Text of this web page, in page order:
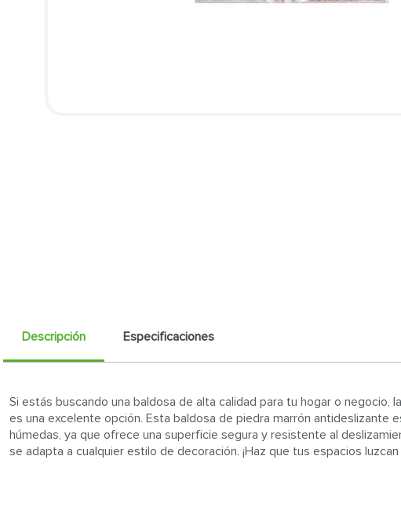
Descripción Especificaciones
Si estás buscando una baldosa de alta calidad para tu hogar o
es una excelente opción. Esta baldosa de piedra marrón antideslizante
húmedas, ya que ofrece una superficie segura y resistente al
se adapta a cualquier estilo de decoración. ¡Haz que tus espacios